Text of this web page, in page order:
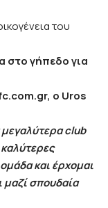
του
γήπεδο για
ο Uros
club
και έρχομαι
μαζί σπουδαία